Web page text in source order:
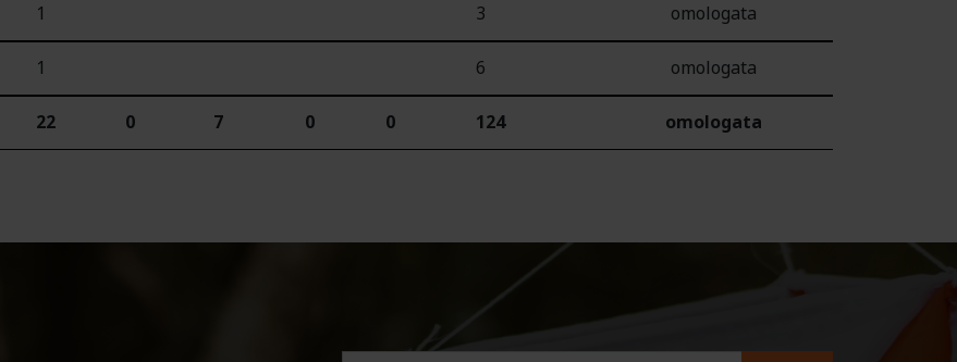
1 3 omologata
1 6 omologata
22 0 7 0 0 124 omologata